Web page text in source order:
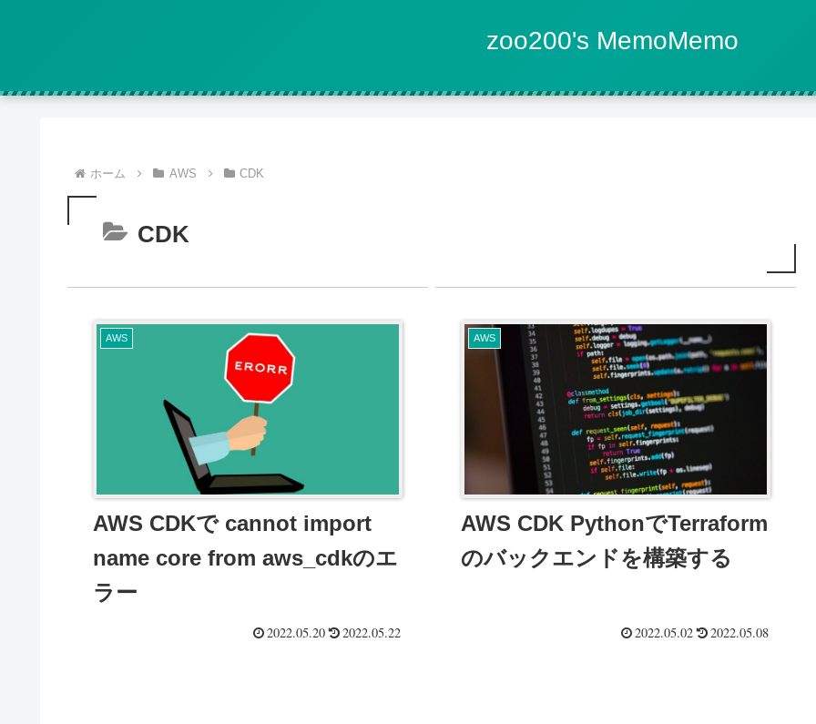
zoo200's MemoMemo
ホーム AWS CDK
CDK
AWS
AWS CDKで cannot import
name core from aws_cdkのエ
ラー
2022.05.20 2022.05.22
AWS
AWS CDK PythonでTerraform
のバックエンドを構築する
2022.05.02 2022.05.08